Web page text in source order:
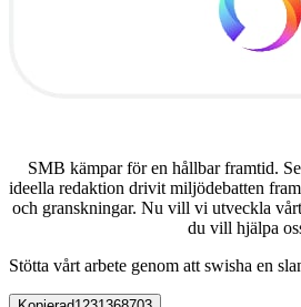
SMB kämpar för en hållbar framtid.
ideella redaktion drivit miljödebatten
och granskningar. Nu vill vi utveckla
du vill hjälpa
Stötta vårt arbete genom att swisha en